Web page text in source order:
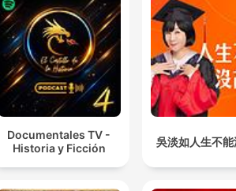
Documentales TV -
Historia y Ficción
吳淡如人生不